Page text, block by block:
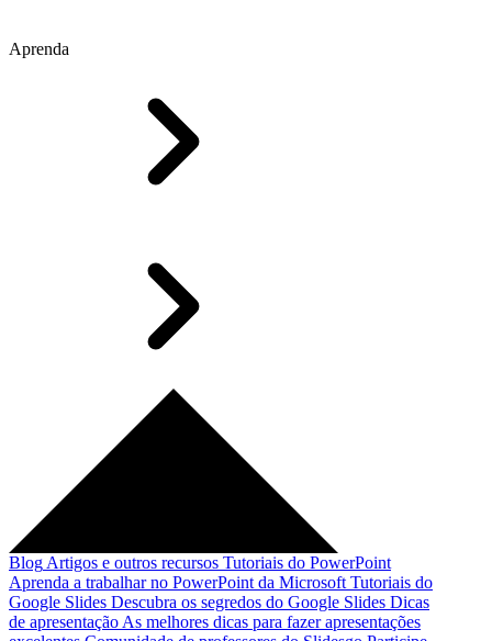
Aprenda
Blog Artigos e outros recursos Tutoriais do PowerPoint
Aprenda a trabalhar no PowerPoint da Microsoft Tutoriais do
Google Slides Descubra os segredos do Google Slides Dicas
de apresentação As melhores dicas para fazer apresentações